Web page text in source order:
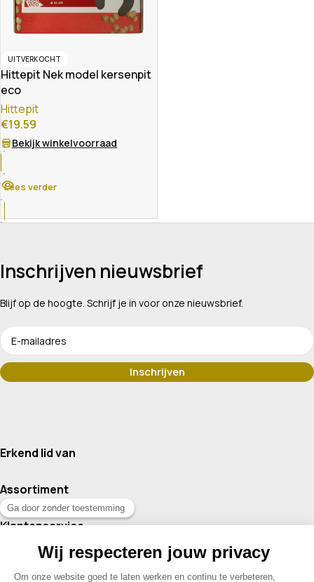
UITVERKOCHT
Hittepit Nek model kersenpit
eco
Hittepit
€19.59
Bekijk winkelvoorraad
Lees verder
Inschrijven nieuwsbrief
Blijf op de hoogte. Schrijf je in voor onze nieuwsbrief.
Erkend lid van
Assortiment
Klantenservice
Contact